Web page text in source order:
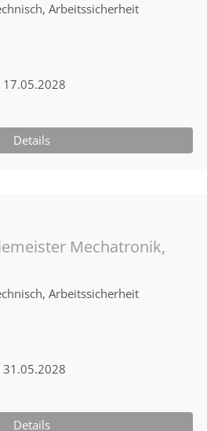
Arbeitssicherheit
Details
Mechatronik,
Arbeitssicherheit
Details